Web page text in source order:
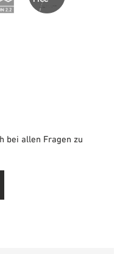
bei allen Fragen zu